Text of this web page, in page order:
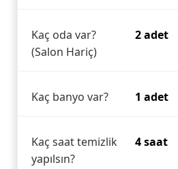
Kaç oda var?
(Salon Hariç)
2 adet
Kaç banyo var? 1 adet
Kaç saat temizlik
yapılsın?
4 saat